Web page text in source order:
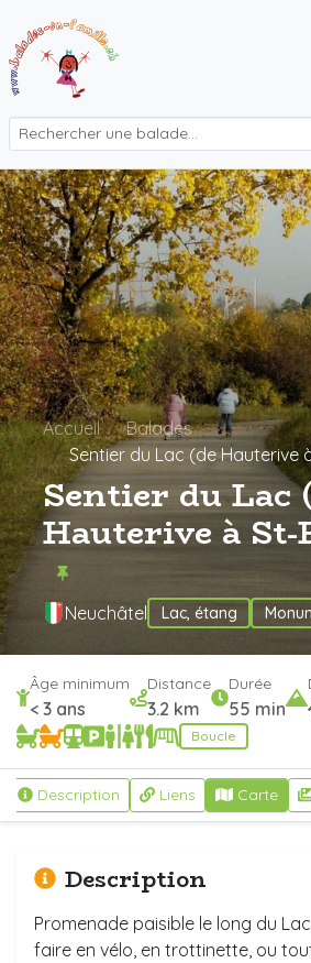
Accueil
Balades
Sentier du Lac (de Hauterive
Sentier du Lac
Hauterive à St-
Neuchâtel Lac, étang
Âge minimum
< 3 ans
Distance
3.2 km
Durée
55 min
Boucle
Description Liens Carte
Description
Promenade paisible le long du
faire en vélo, en trottinette, ou